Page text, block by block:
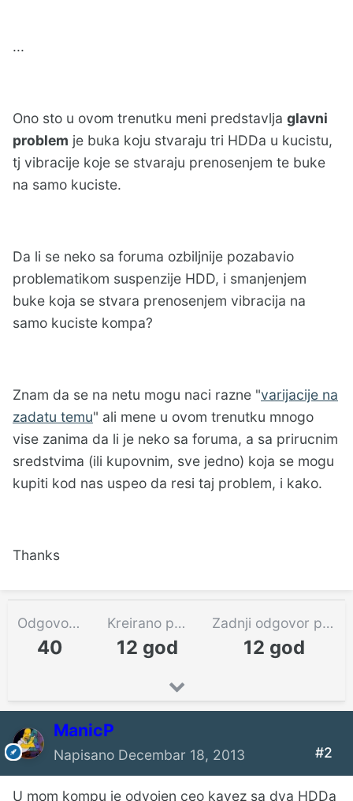
...
Ono sto u ovom trenutku meni predstavlja glavni
problem je buka koju stvaraju tri HDDa u kucistu,
tj vibracije koje se stvaraju prenosenjem te buke
na samo kuciste.
Da li se neko sa foruma ozbiljnije pozabavio
problematikom suspenzije HDD, i smanjenjem
buke koja se stvara prenosenjem vibracija na
samo kuciste kompa?
Znam da se na netu mogu naci razne "varijacije na
zadatu temu" ali mene u ovom trenutku mnogo
vise zanima da li je neko sa foruma, a sa prirucnim
sredstvima (ili kupovnim, sve jedno) koja se mogu
kupiti kod nas uspeo da resi taj problem, i kako.
Thanks
Odgovora
40
Kreirano pre
12 god
Zadnji odgovor pre
12 god
ManicP
Napisano Decembar 18, 2013 #2
U mom kompu je odvojen ceo kavez sa dva HDDa